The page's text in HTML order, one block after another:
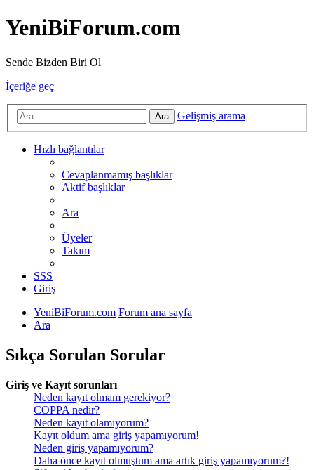
YeniBiForum.com
Sende Bizden Biri Ol
İçeriğe geç
Ara Gelişmiş arama
Hızlı bağlantılar
Cevaplanmamış başlıklar
Aktif başlıklar
Ara
Üyeler
Takım
SSS
Giriş
YeniBiForum.com Forum ana sayfa
Ara
Sıkça Sorulan Sorular
Giriş ve Kayıt sorunları
Neden kayıt olmam gerekiyor?
COPPA nedir?
Neden kayıt olamıyorum?
Kayıt oldum ama giriş yapamıyorum!
Neden giriş yapamıyorum?
Daha önce kayıt olmuştum ama artık giriş yapamıyorum?!